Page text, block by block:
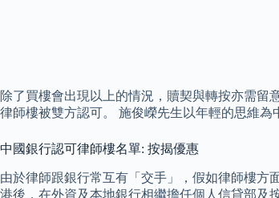
除了買樓會出現以上的情況，贖契與轉按亦需
律師樓被雙方認可。 施俊嶸先生以年輕的思維為
中國銀行認可律師樓名單: 按揭優惠
由於律師跟銀行常互有「交手」，假如律師樓方
港後，在外資及本地銀行相繼擔任個人信貸部及